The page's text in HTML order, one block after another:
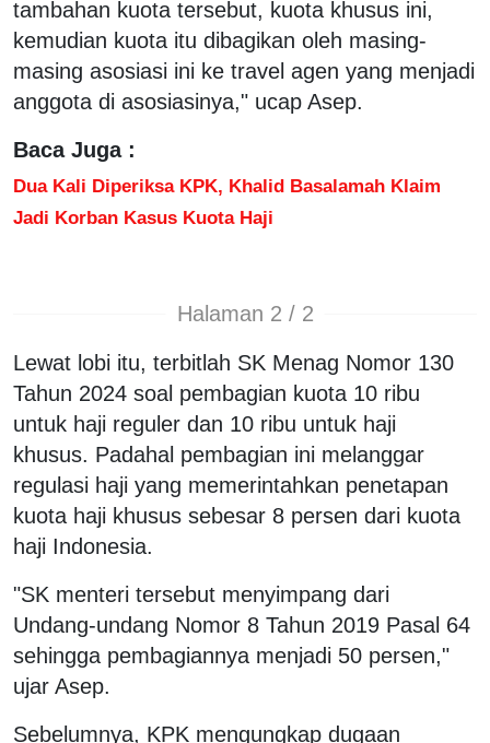
tambahan kuota tersebut, kuota khusus ini,
kemudian kuota itu dibagikan oleh masing-
masing asosiasi ini ke travel agen yang menjadi
anggota di asosiasinya," ucap Asep.
Baca Juga :
Dua Kali Diperiksa KPK, Khalid Basalamah Klaim
Jadi Korban Kasus Kuota Haji
Halaman 2 / 2
Lewat lobi itu, terbitlah SK Menag Nomor 130
Tahun 2024 soal pembagian kuota 10 ribu
untuk haji reguler dan 10 ribu untuk haji
khusus. Padahal pembagian ini melanggar
regulasi haji yang memerintahkan penetapan
kuota haji khusus sebesar 8 persen dari kuota
haji Indonesia.
"SK menteri tersebut menyimpang dari
Undang-undang Nomor 8 Tahun 2019 Pasal 64
sehingga pembagiannya menjadi 50 persen,"
ujar Asep.
Sebelumnya, KPK mengungkap dugaan